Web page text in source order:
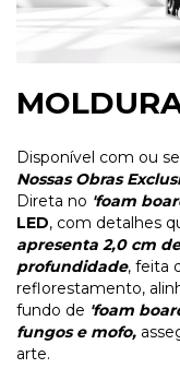
Disponível com ou
Nossas Obras
Direta no 'foam
LED, com detalhes
apresenta 2,0 cm
profundidade, feita
reflorestamento,
fundo de 'foam
fungos e mofo,
arte.